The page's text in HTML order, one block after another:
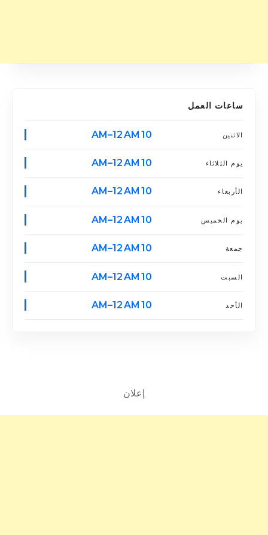
ساعات العمل
الاثنين 10 AM–12 AM
يوم الثلاثاء 10 AM–12 AM
الأربعاء 10 AM–12 AM
يوم الخميس 10 AM–12 AM
جمعة 10 AM–12 AM
السبت 10 AM–12 AM
الأحد 10 AM–12 AM
إعلان